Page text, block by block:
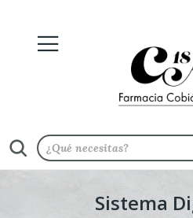
Sistema